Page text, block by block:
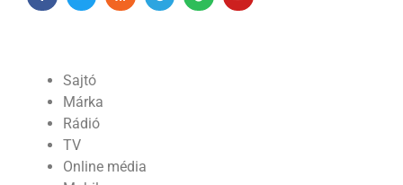
Sajtó
Márka
Rádió
TV
Online média